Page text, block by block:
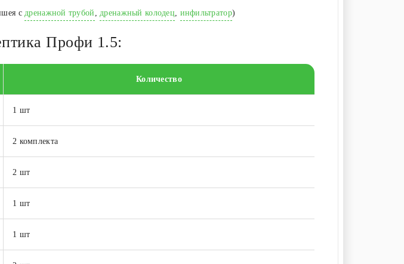
сдренажной трубой ,дренажный колодец, инфильтратор)
Профи 1.5:
Количество
1 шт
2 комплекта
2 шт
1 шт
1 шт